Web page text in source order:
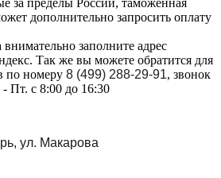
за пределы России, таможенная
дополнительно запросить оплату
заполните адрес
Так же вы можете обратится для
по номеру 8 (499) 288-29-91, звонок
Пт. с 8:00 до 16:30
ул. Макарова